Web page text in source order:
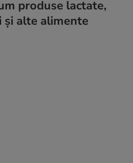
produse lactate,
și alte alimente